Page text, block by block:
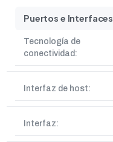
Puertos e Interfaces
Tecnología de
conectividad:
Interfaz de host:
Interfaz: